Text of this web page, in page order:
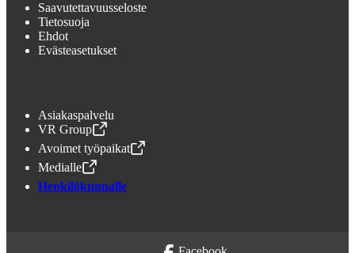
Saavutettavuusseloste
Tietosuoja
Ehdot
Evästeasetukset
Asiakaspalvelu
VR Group
,Avataan uudessa välilehdessä
Avoimet työpaikat
,Avataan uudessa välilehdessä
Medialle
,Avataan uudessa välilehdessä
Henkilökunnalle